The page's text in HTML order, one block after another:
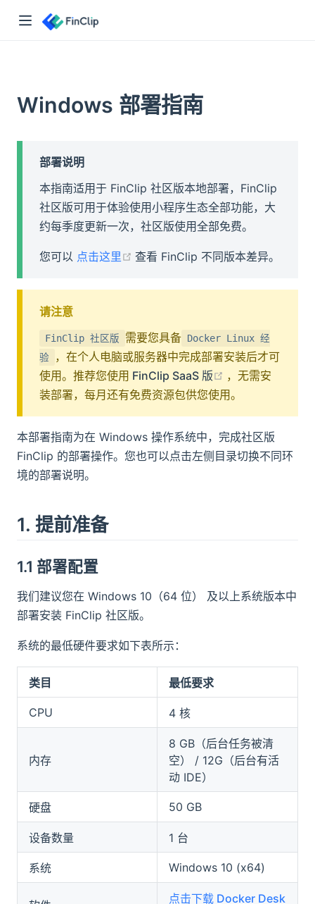
Windows 部署指南
部署说明
本指南适用于 FinClip 社区版本地部署，FinClip
社区版可用于体验使用小程序生态全部功能，大
约每季度更新一次，社区版使用全部免费。
您可以 点击这里 (opens new window)
查看 FinClip 不同版本差异。
请注意
FinClip 社区版 需要您具备 Docker Linux 经
验
，在个人电脑或服务器中完成部署安装后才可
使用。推荐您使用 FinClip SaaS 版 (opens new
，无需安
装部署，每月还有免费资源包供您使用。
本部署指南为在 Windows 操作系统中，完成社区版
FinClip 的部署操作。您也可以点击左侧目录切换不同环
境的部署说明。
1. 提前准备
1.1 部署配置
我们建议您在 Windows 10（64 位） 及以上系统版本中
部署安装 FinClip 社区版。​
系统的最低硬件要求如下表所示：
类目 最低要求
CPU 4 核
内存
8 GB（后台任务被清
空） / 12G（后台有活
动 IDE）
硬盘 50 GB
设备数量 1 台
系统 Windows 10 (x64)
点击下载 Docker Desk
「FinClip」是一套基于云原生框架设计的小程序容器。能够让任何
查看产品文档
了解与 FinClip 相关的一切信息
产品博客👈 了解产品更新与核心功能介绍
商务咨询热线
预约 FinClip 产品介绍，咨询商务报价或私有
0755-86967467
开发者社群
联系线上